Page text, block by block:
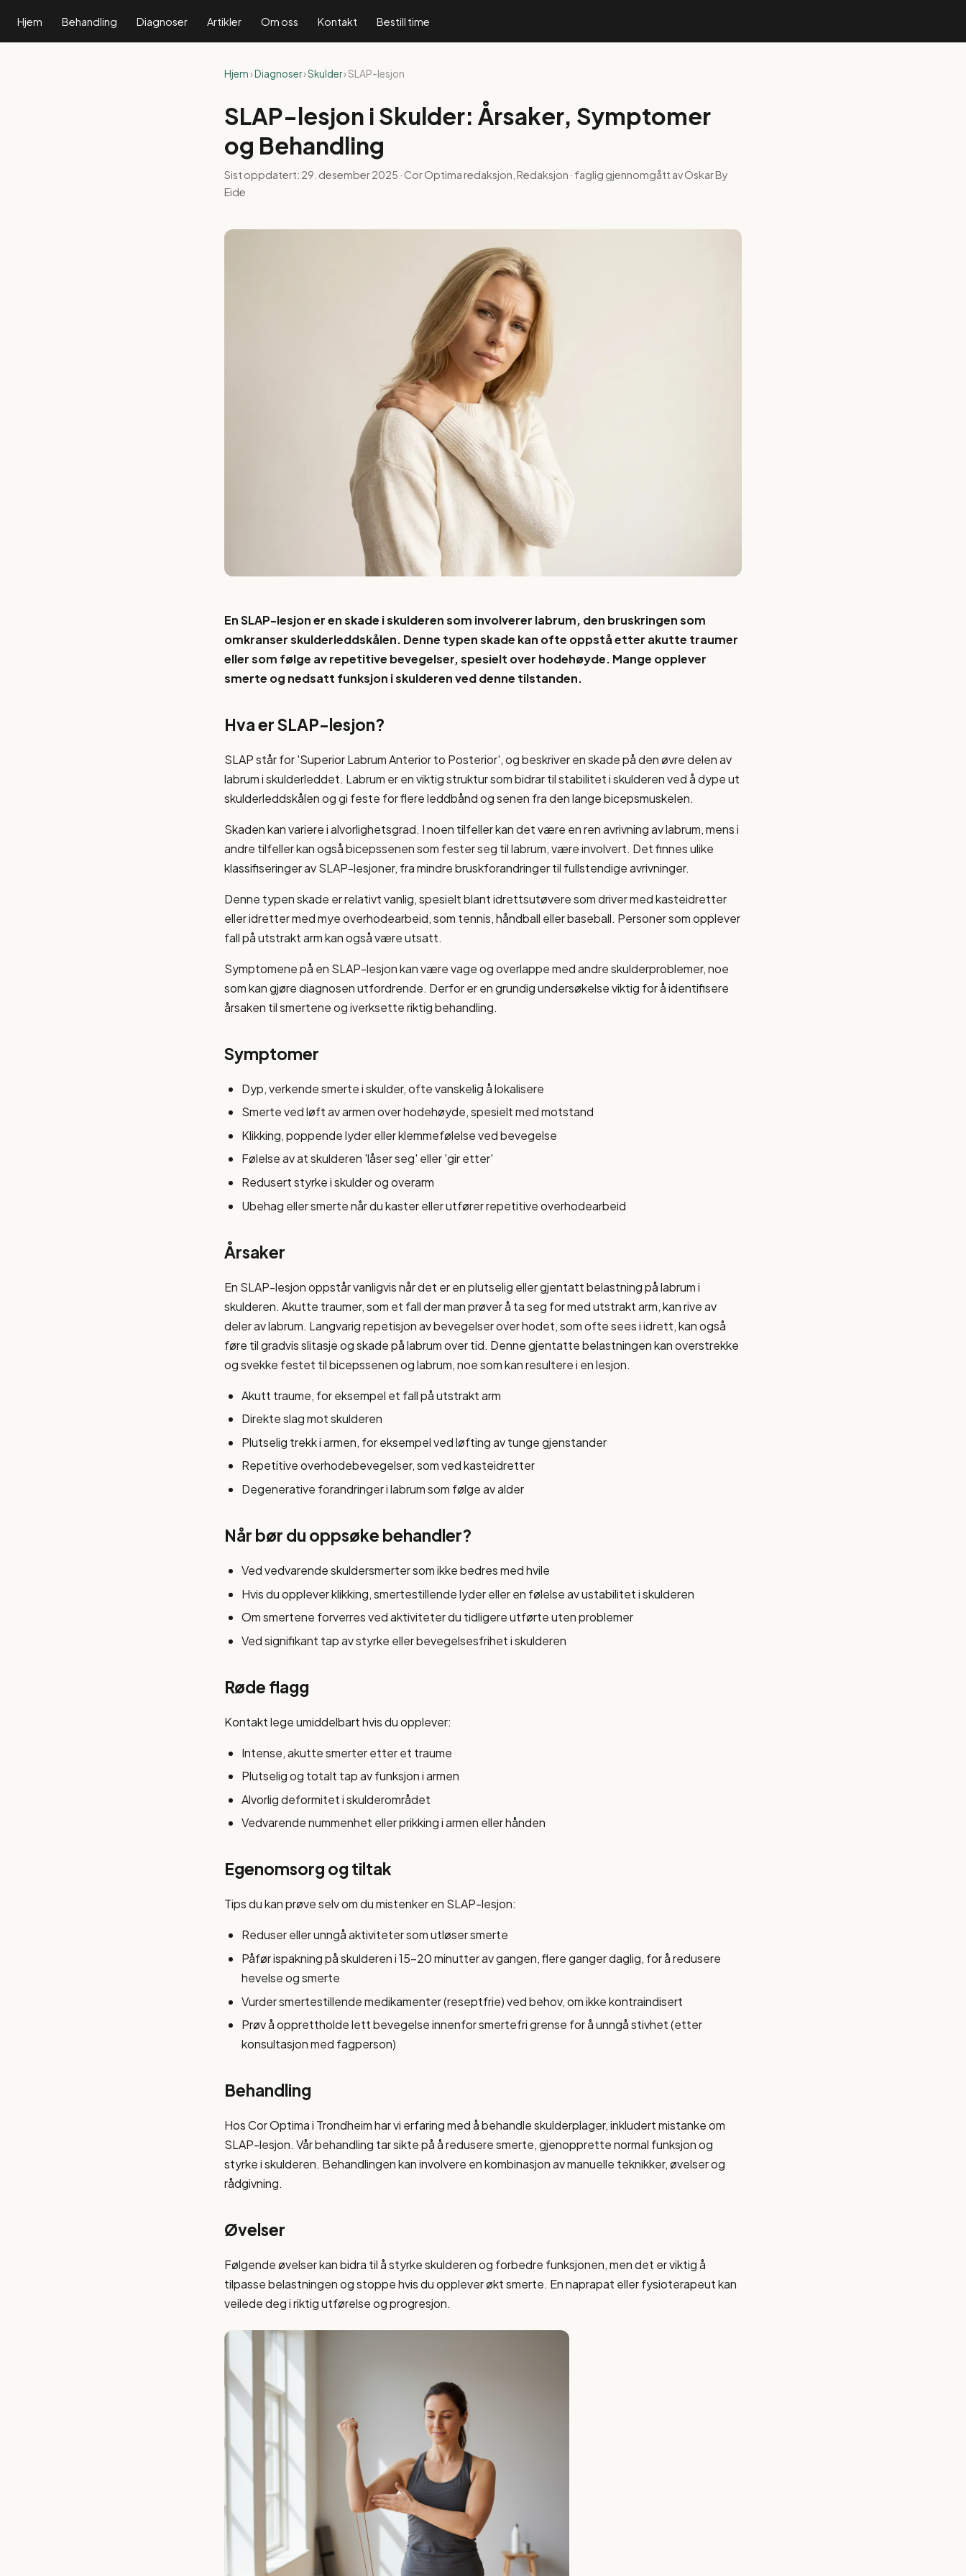
Hjem Behandling Diagnoser Artikler Om oss Kontakt Bestill time
Hjem›Diagnoser›Skulder› SLAP-lesjon
SLAP-lesjon i Skulder: Årsaker, Symptomer
og Behandling
Sist oppdatert: 29. desember 2025 · Cor Optima redaksjon, Redaksjon · faglig gjennomgått av Oskar By
Eide
En SLAP-lesjon er en skade i skulderen som involverer labrum, den bruskringen som
omkranser skulderleddskålen. Denne typen skade kan ofte oppstå etter akutte traumer
eller som følge av repetitive bevegelser, spesielt over hodehøyde. Mange opplever
smerte og nedsatt funksjon i skulderen ved denne tilstanden.
Hva er SLAP-lesjon?
SLAP står for 'Superior Labrum Anterior to Posterior', og beskriver en skade på den øvre delen av
labrum i skulderleddet. Labrum er en viktig struktur som bidrar til stabilitet i skulderen ved å dype ut
skulderleddskålen og gi feste for flere leddbånd og senen fra den lange bicepsmuskelen.
Skaden kan variere i alvorlighetsgrad. I noen tilfeller kan det være en ren avrivning av labrum, mens i
andre tilfeller kan også bicepssenen som fester seg til labrum, være involvert. Det finnes ulike
klassifiseringer av SLAP-lesjoner, fra mindre bruskforandringer til fullstendige avrivninger.
Denne typen skade er relativt vanlig, spesielt blant idrettsutøvere som driver med kasteidretter
eller idretter med mye overhodearbeid, som tennis, håndball eller baseball. Personer som opplever
fall på utstrakt arm kan også være utsatt.
Symptomene på en SLAP-lesjon kan være vage og overlappe med andre skulderproblemer, noe
som kan gjøre diagnosen utfordrende. Derfor er en grundig undersøkelse viktig for å identifisere
årsaken til smertene og iverksette riktig behandling.
Symptomer
Dyp, verkende smerte i skulder, ofte vanskelig å lokalisere
Smerte ved løft av armen over hodehøyde, spesielt med motstand
Klikking, poppende lyder eller klemmefølelse ved bevegelse
Følelse av at skulderen 'låser seg' eller 'gir etter'
Redusert styrke i skulder og overarm
Ubehag eller smerte når du kaster eller utfører repetitive overhodearbeid
Årsaker
En SLAP-lesjon oppstår vanligvis når det er en plutselig eller gjentatt belastning på labrum i
skulderen. Akutte traumer, som et fall der man prøver å ta seg for med utstrakt arm, kan rive av
deler av labrum. Langvarig repetisjon av bevegelser over hodet, som ofte sees i idrett, kan også
føre til gradvis slitasje og skade på labrum over tid. Denne gjentatte belastningen kan overstrekke
og svekke festet til bicepssenen og labrum, noe som kan resultere i en lesjon.
Akutt traume, for eksempel et fall på utstrakt arm
Direkte slag mot skulderen
Plutselig trekk i armen, for eksempel ved løfting av tunge gjenstander
Repetitive overhodebevegelser, som ved kasteidretter
Degenerative forandringer i labrum som følge av alder
Når bør du oppsøke behandler?
Ved vedvarende skuldersmerter som ikke bedres med hvile
Hvis du opplever klikking, smertestillende lyder eller en følelse av ustabilitet i skulderen
Om smertene forverres ved aktiviteter du tidligere utførte uten problemer
Ved signifikant tap av styrke eller bevegelsesfrihet i skulderen
Røde flagg
Kontakt lege umiddelbart hvis du opplever:
Intense, akutte smerter etter et traume
Plutselig og totalt tap av funksjon i armen
Alvorlig deformitet i skulderområdet
Vedvarende nummenhet eller prikking i armen eller hånden
Egenomsorg og tiltak
Tips du kan prøve selv om du mistenker en SLAP-lesjon:
Reduser eller unngå aktiviteter som utløser smerte
Påfør ispakning på skulderen i 15-20 minutter av gangen, flere ganger daglig, for å redusere
hevelse og smerte
Vurder smertestillende medikamenter (reseptfrie) ved behov, om ikke kontraindisert
Prøv å opprettholde lett bevegelse innenfor smertefri grense for å unngå stivhet (etter
konsultasjon med fagperson)
Behandling
Hos Cor Optima i Trondheim har vi erfaring med å behandle skulderplager, inkludert mistanke om
SLAP-lesjon. Vår behandling tar sikte på å redusere smerte, gjenopprette normal funksjon og
styrke i skulderen. Behandlingen kan involvere en kombinasjon av manuelle teknikker, øvelser og
rådgivning.
Øvelser
Følgende øvelser kan bidra til å styrke skulderen og forbedre funksjonen, men det er viktig å
tilpasse belastningen og stoppe hvis du opplever økt smerte. En naprapat eller fysioterapeut kan
veilede deg i riktig utførelse og progresjon.